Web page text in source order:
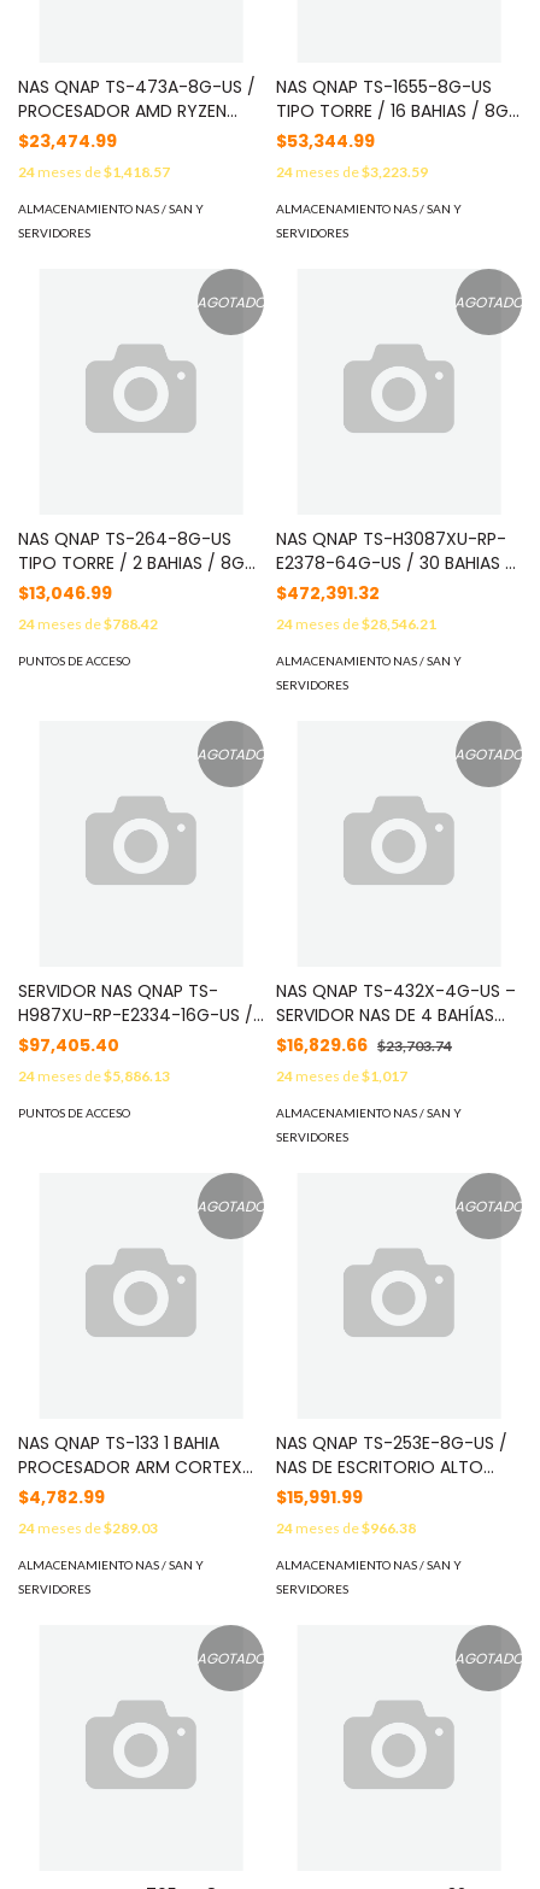
NAS QNAP TS-473A-8G-US /
PROCESADOR AMD RYZEN
V1500B / MEMORIA RAM 8GB /
4 BAHIAS FRONTALES SATA 3.5
PULGADAS Y 2.5 PULGADAS / 2
PUERTOS RJ45 2.5GBE /
MONTAJE EN ESCRITORIO /
COMPARTIR Y RESPALDAR
$23,474.99
24meses de$1,418.57
ALMACENAMIENTO NAS / SAN Y
SERVIDORES
NAS QNAP TS-1655-8G-US
TIPO TORRE / 16 BAHIAS / 8GB
DE RAM / PROCESADOR INTEL
ATOM C5125 / 2 PUERTOS LAN
2.5 GBE / SOPORTA 12
UNIDADES SATA DE 3.5 Y 4
UNIDADES SATA DE 2.5
$53,344.99
24meses de$3,223.59
ALMACENAMIENTO NAS / SAN Y
SERVIDORES
AGOTADO
NAS QNAP TS-264-8G-US
TIPO TORRE / 2 BAHIAS / 8GB
DE RAM / PROCESADOR INTEL
CELERON N5105 / 2 PUERTOS
LAN 2,5 GBE / 2 RANURAS PCIE
M.2 GEN 3X1 / COMPATIBLE
$13,046.99
24meses de$788.42
PUNTOS DE ACCESO
AGOTADO
NAS QNAP TS-H3087XU-RP-
E2378-64G-US / 30 BAHIAS /
4UR / INTEL XEON 8 NUCLEOS
/ 16 HILOS / 64GB DE RAM /
24 X 2.5 PULGADAS / 3.5
PULGADAS SATA MAS 6 X 2.5
PULGADAS SATA / FUENTE DE
PUERTOS 10GBASE-T Y DOS
$472,391.32
24meses de$28,546.21
ALMACENAMIENTO NAS / SAN Y
SERVIDORES
AGOTADO
SERVIDOR NAS QNAP TS-
H987XU-RP-E2334-16G-US /
9 HABIAS / 4 DE 2.5/3.5 SATA
Y 5 DE 2.5 U.2 NVME/SATA /
6GB / 16GB DE RAM / FUENTE
REDUNDANTE / 2 PUERTOS
$97,405.40
24meses de$5,886.13
PUNTOS DE ACCESO
AGOTADO
NAS QNAP TS-432X-4G-US –
SERVIDOR NAS DE 4 BAHÍAS
CON PROCESADOR QUAD-
CORE ARM 2.0GHZ / 4GB
DDR4 / PUERTO 10GBE SFP+ /
PUERTO 2.5GBE / RANURA DE
EXPANSIÓN PCIE GEN3 /
$16,829.66 $23,703.74
24meses de$1,017
ALMACENAMIENTO NAS / SAN Y
SERVIDORES
AGOTADO
NAS QNAP TS-133 1 BAHIA
PROCESADOR ARM CORTEX
A55 DE CUATRO NUCLEOS
PARA APLICACIONES DE USO
PERSONAL PARA COMPARTIR Y
RESPALDAR DATOS EN LA NUBE
$4,782.99
24meses de$289.03
ALMACENAMIENTO NAS / SAN Y
SERVIDORES
AGOTADO
NAS QNAP TS-253E-8G-US /
NAS DE ESCRITORIO ALTO
RENDIMIENTO / INTEL CELERON
4 NÚCLEOS J6412 / 8GB RAM
/ 2 BAHÍAS / 2X 2.5GBE / HDMI
1.4B / 2X M.2 PCIE GEN3 / 2X
USB 3.2 GEN2 TIPO A
$15,991.99
24meses de$966.38
ALMACENAMIENTO NAS / SAN Y
SERVIDORES
AGOTADO AGOTADO